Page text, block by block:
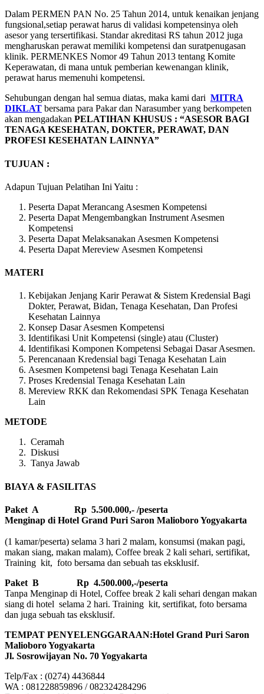
Dalam PERMEN PAN No. 25 Tahun 2014, untuk kenaikan jenjang
fungsional,setiap perawat harus di validasi kompetensinya oleh
asesor yang tersertifikasi. Standar akreditasi RS tahun 2012 juga
mengharuskan perawat memiliki kompetensi dan suratpenugasan
klinik. PERMENKES Nomor 49 Tahun 2013 tentang Komite
Keperawatan, di mana untuk pemberian kewenangan klinik,
perawat harus memenuhi kompetensi.
Sehubungan dengan hal semua diatas, maka kami dari MITRA
DIKLAT bersama para Pakar dan Narasumber yang berkompeten
akan mengadakan PELATIHAN KHUSUS : “ASESOR BAGI
TENAGA KESEHATAN, DOKTER, PERAWAT, DAN
PROFESI KESEHATAN LAINNYA”
TUJUAN :
Adapun Tujuan Pelatihan Ini Yaitu :
Peserta Dapat Merancang Asesmen Kompetensi
Peserta Dapat Mengembangkan Instrument Asesmen
Kompetensi
Peserta Dapat Melaksanakan Asesmen Kompetensi
Peserta Dapat Mereview Asesmen Kompetensi
MATERI
Kebijakan Jenjang Karir Perawat & Sistem Kredensial Bagi
Dokter, Perawat, Bidan, Tenaga Kesehatan, Dan Profesi
Kesehatan Lainnya
Konsep Dasar Asesmen Kompetensi
Identifikasi Unit Kompetensi (single) atau (Cluster)
Identifikasi Komponen Kompetensi Sebagai Dasar Asesmen.
Perencanaan Kredensial bagi Tenaga Kesehatan Lain
Asesmen Kompetensi bagi Tenaga Kesehatan Lain
Proses Kredensial Tenaga Kesehatan Lain
Mereview RKK dan Rekomendasi SPK Tenaga Kesehatan
Lain
METODE
Ceramah
Diskusi
Tanya Jawab
BIAYA & FASILITAS
Paket A Rp 5.500.000,- /peserta
Menginap di Hotel Grand Puri Saron Malioboro Yogyakarta
(1 kamar/peserta) selama 3 hari 2 malam, konsumsi (makan pagi,
makan siang, makan malam), Coffee break 2 kali sehari, sertifikat,
Training kit, foto bersama dan sebuah tas eksklusif.
Paket B
Rp 4.500.000,-/peserta
Tanpa Menginap di Hotel, Coffee break 2 kali sehari dengan makan
siang di hotel selama 2 hari. Training kit, sertifikat, foto bersama
dan juga sebuah tas eksklusif.
TEMPAT PENYELENGGARAAN:Hotel Grand Puri Saron
Malioboro Yogyakarta
Jl. Sosrowijayan No. 70 Yogyakarta
Telp/Fax : (0274) 4436844
WA : 081228859896 / 082324284296